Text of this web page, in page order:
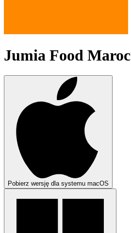
Jumia Food Maroc
Pobierz wersję dla systemu macOS